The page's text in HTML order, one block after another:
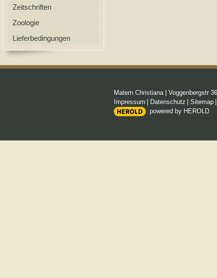
Zeitschriften
Zoologie
Lieferbedingungen
Matern Christiana| Voggenbergstr 36
Impressum
Datenschutz Sitemap
powered by HEROLD